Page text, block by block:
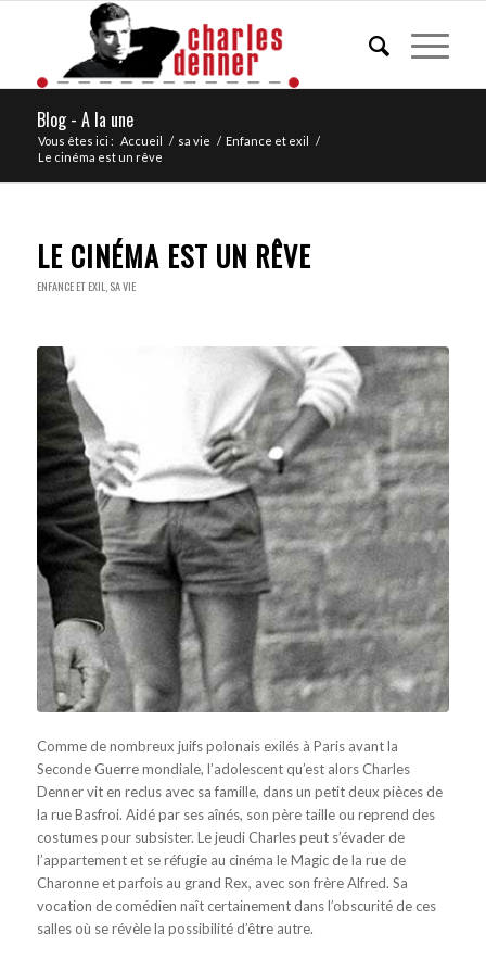
Blog - A la une
Vous êtes ici : Accueil / sa vie / Enfance et exil /
Le cinéma est un rêve
LE CINÉMA EST UN RÊVE
ENFANCE ET EXIL, SA VIE
Comme de nombreux juifs polonais exilés à Paris avant la
Seconde Guerre mondiale, l’adolescent qu’est alors Charles
Denner vit en reclus avec sa famille, dans un petit deux pièces de
la rue Basfroi. Aidé par ses aînés, son père taille ou reprend des
costumes pour subsister. Le jeudi Charles peut s’évader de
l’appartement et se réfugie au cinéma le Magic de la rue de
Charonne et parfois au grand Rex, avec son frère Alfred. Sa
vocation de comédien naît certainement dans l’obscurité de ces
salles où se révèle la possibilité d’être autre.